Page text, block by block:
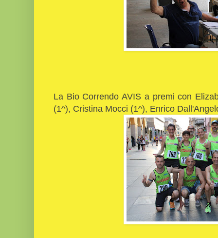
La Bio Correndo AVIS a premi con
(1^), Cristina Mocci (1^), Enrico